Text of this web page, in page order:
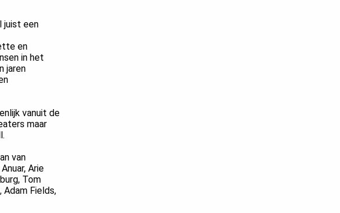
juist een
en
in het
jaren
vanuit de
maar
van
Arie
Tom
Adam Fields,